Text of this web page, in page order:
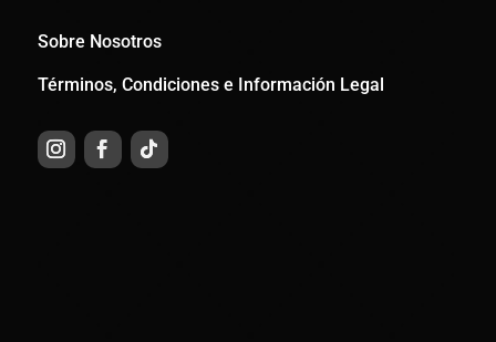
Sobre Nosotros
Términos, Condiciones e Información Legal